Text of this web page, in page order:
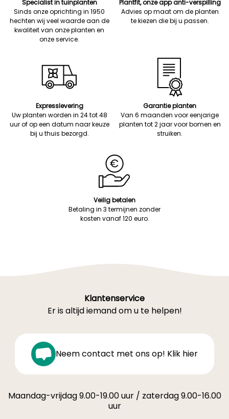
Specialist in tuinplanten
Sinds onze oprichting in 1950
hechten wij veel waarde aan de
kwaliteit van onze planten en
onze service.
Plantfit, onze app anti-verspilling
Advies op maat om de planten
te kiezen die bij u passen.
Expresslevering
Uw planten worden in 24 tot 48
uur of op een datum naar keuze
bij u thuis bezorgd.
Garantie planten
Van 6 maanden voor eenjarige
planten tot 2 jaar voor bomen en
struiken.
Veilig betalen
Betaling in 3 termijnen zonder
kosten vanaf 120 euro.
Klantenservice
Er is altijd iemand om u te helpen!
Neem contact met ons op! Klik hier
Maandag-vrijdag 9.00-19.00 uur / zaterdag 9.00-16.00
uur